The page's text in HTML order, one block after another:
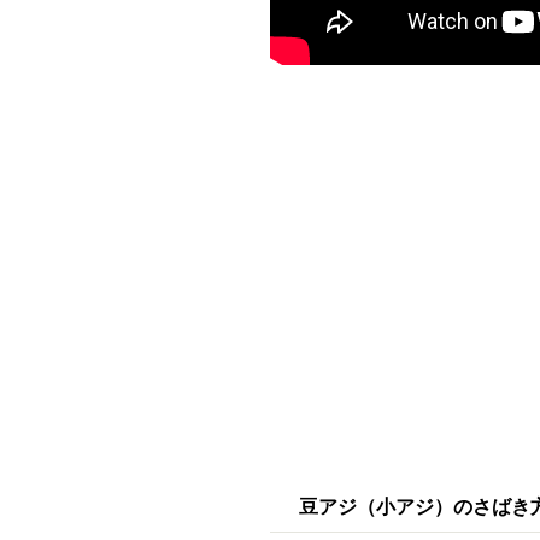
豆アジ（小アジ）のさばき